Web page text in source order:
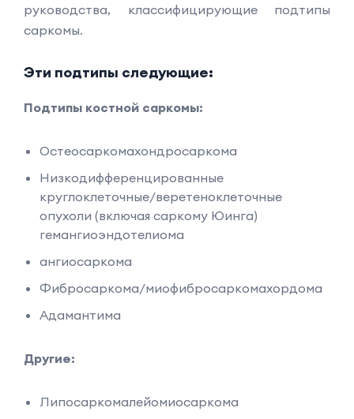
руководства, классифицирующие подтипы
саркомы.
Эти подтипы следующие:
Подтипы костной саркомы:
Остеосаркомахондросаркома
Низкодифференцированные
круглоклеточные/веретеноклеточные
опухоли (включая саркому Юинга)
гемангиоэндотелиома
ангиосаркома
Фибросаркома/миофибросаркомахордома
Адамантима
Другие:
Липосаркомалейомиосаркома